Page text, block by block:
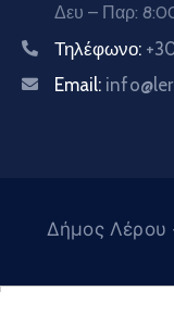
Δευ – Παρ:
Τηλέφωνο:
Email:
Δήμος Λέρου